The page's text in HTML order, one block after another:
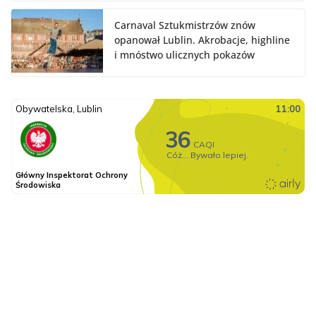
Carnaval Sztukmistrzów znów
opanował Lublin. Akrobacje, highline
i mnóstwo ulicznych pokazów